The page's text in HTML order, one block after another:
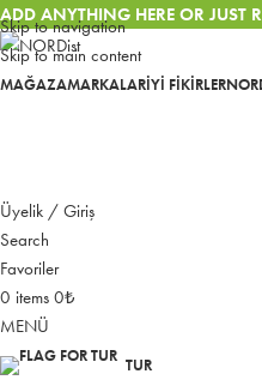
Skip to navigation
Skip to main content
ADD ANYTHING HERE OR JUST
MAĞAZAMARKALARİYI FIKIRLER
Üyelik / Giriş
Search
Favoriler
0 items 0₺
MENÜ
TUR